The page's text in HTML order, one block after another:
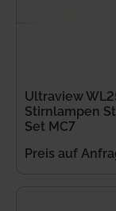
Ultraview
Stirnlampen
Set MC7
Preis auf